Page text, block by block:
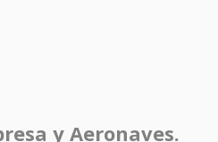
y Aeronaves.